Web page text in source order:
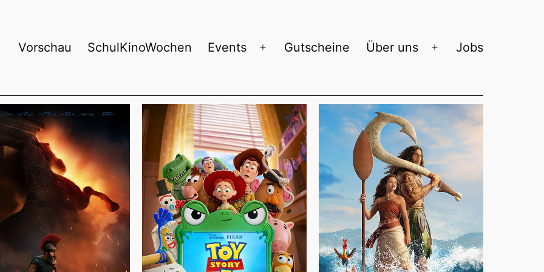
Menü
Vorschau SchulKinoWochen Events
Menü
Gutscheine Über uns
Menü
Jobs